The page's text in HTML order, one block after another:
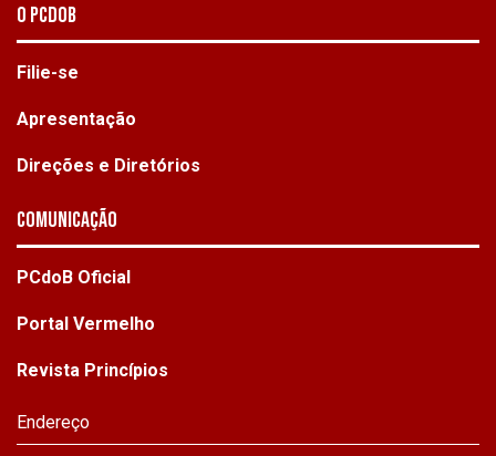
O PCdoB
Filie-se
Apresentação
Direções e Diretórios
Comunicação
PCdoB Oficial
Portal Vermelho
Revista Princípios
Endereço